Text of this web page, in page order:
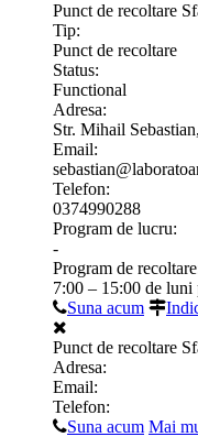
Punct de recoltare
Tip:
Punct de recoltare
Status:
Functional
Adresa:
Str. Mihail
Email:
Telefon:
0374990288
Program de lucru:
-
Program de
7:00 – 15:00 de luni
Suna acum
Punct de recoltare
Adresa:
Email:
Telefon:
Suna acum Mai